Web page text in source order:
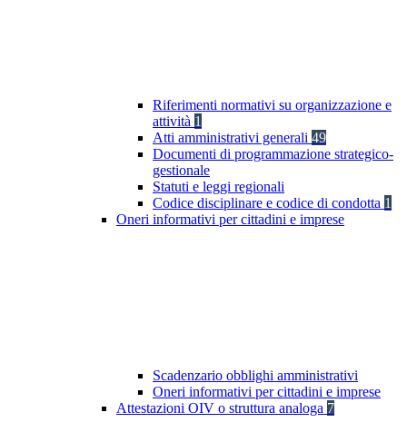
Riferimenti normativi su organizzazione e
attività 1
Atti amministrativi generali 49
Documenti di programmazione strategico-
gestionale
Statuti e leggi regionali
Codice disciplinare e codice di condotta 1
Oneri informativi per cittadini e imprese
Scadenzario obblighi amministrativi
Oneri informativi per cittadini e imprese
Attestazioni OIV o struttura analoga 7